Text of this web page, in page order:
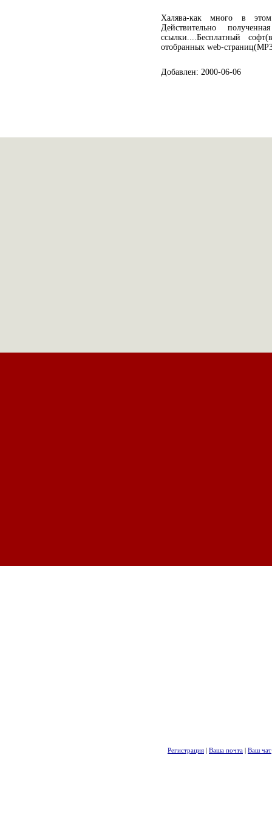
Халява-как много в
Действительно
ссылки....Бесплатный
отобранных web-
Добавлен: 2000-06-06
Регистрация | Ваша почта | Ваш чат